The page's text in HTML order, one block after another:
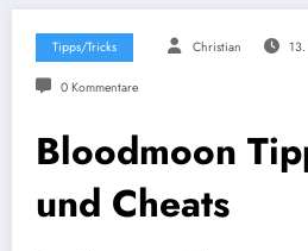
Tipps/Tricks Christian
0 Kommentare
Bloodmoon
und Cheats